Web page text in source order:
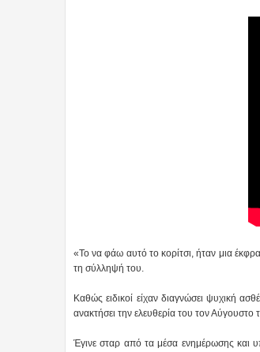
«Το να φάω αυτό το κορίτσι, ήταν μια
τη σύλληψή του.
Καθώς ειδικοί είχαν διαγνώσει ψυχική
ανακτήσει την ελευθερία του τον Αύγουστο
Έγινε σταρ από τα μέσα ενημέρωσης και